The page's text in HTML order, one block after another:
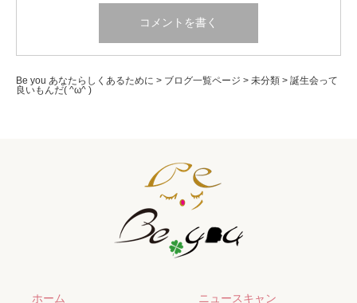
Be you あなたらしくあるために > ブログ一覧ページ > 未分類 > 誕生会って
良いもんだ( ^ω^ )
ホーム ニュースキャン